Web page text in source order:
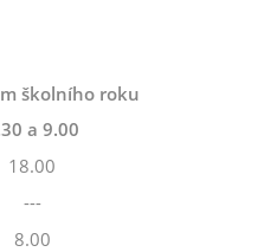
školního roku
a 9.00
18.00
---
8.00